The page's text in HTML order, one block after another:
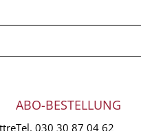
ABO-BESTELLUNG
Tel. 030 30 87 04 62